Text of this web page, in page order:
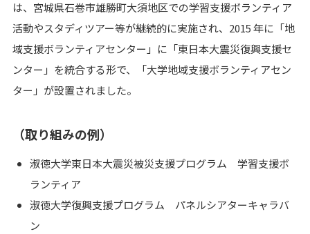
は、宮城県石巻市雄勝町大須地区での学習支援ボランティア
活動やスタディツアー等が継続的に実施され、2015 年に「地
域支援ボランティアセンター」に「東日本大震災復興支援セ
ンター」を統合する形で、「大学地域支援ボランティアセン
ター」が設置されました。
（取り組みの例）
淑徳大学東日本大震災被災支援プログラム 学習支援ボ
ランティア
淑徳大学復興支援プログラム パネルシアターキャラバ
ン